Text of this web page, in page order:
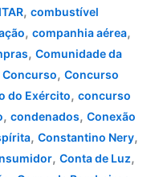
, combustível
, companhia aérea,
, Comunidade da
Concurso, Concurso
do Exército, concurso
, condenados, Conexão
, Constantino Nery,
, Conta de Luz,